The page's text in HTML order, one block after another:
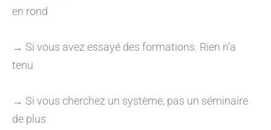
en rond
→ Si vous avez essayé des formations. Rien n’a
tenu
→ Si vous cherchez un système, pas un séminaire
de plus